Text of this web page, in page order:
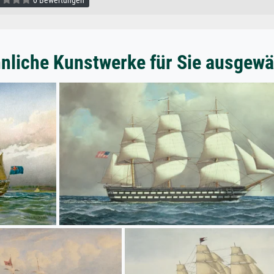
Kunstwerke für Sie